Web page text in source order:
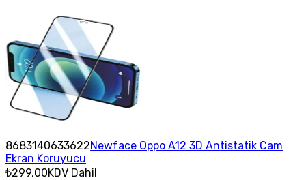
8683140633622Newface Oppo A12 3D Antistatik Cam
Ekran Koruyucu
₺299,00KDV Dahil